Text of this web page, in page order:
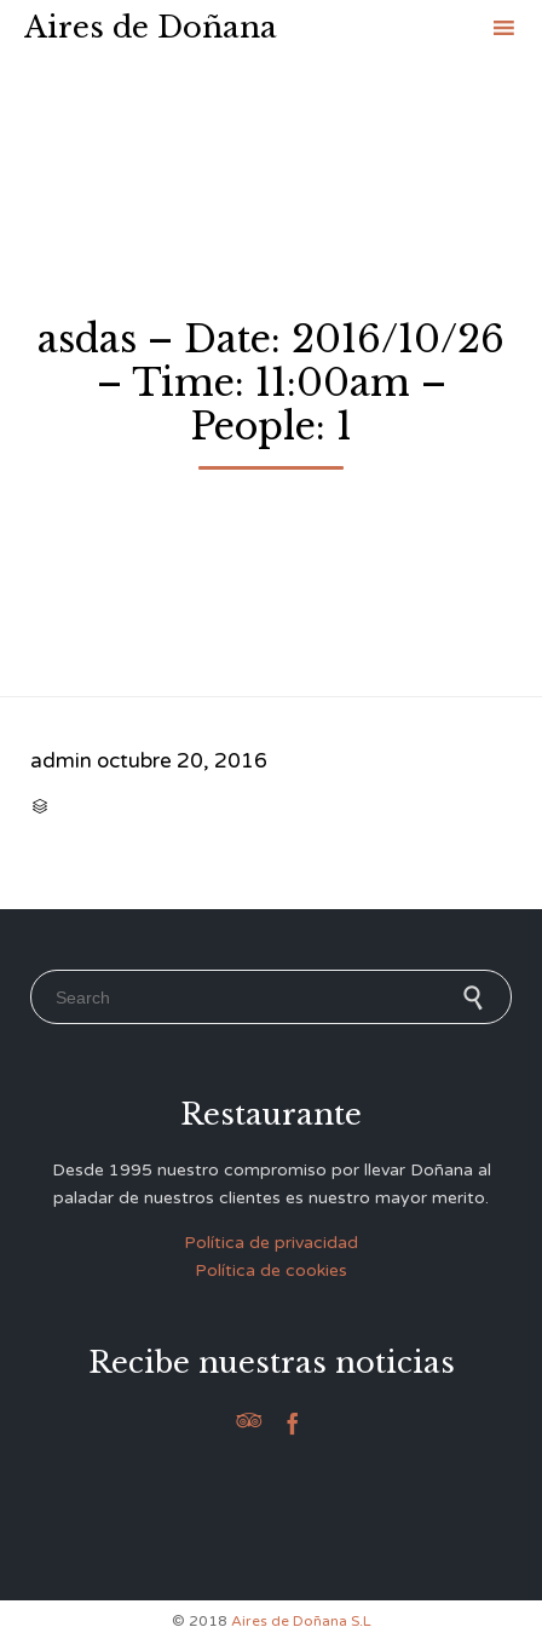
Aires de Doñana
asdas – Date: 2016/10/26
– Time: 11:00am –
People: 1
admin octubre 20, 2016

Search for:
Restaurante
Desde 1995 nuestro compromiso por llevar Doñana al
paladar de nuestros clientes es nuestro mayor merito.
Política de privacidad
Política de cookies
Recibe nuestras noticias
 
© 2018 Aires de Doñana S.L